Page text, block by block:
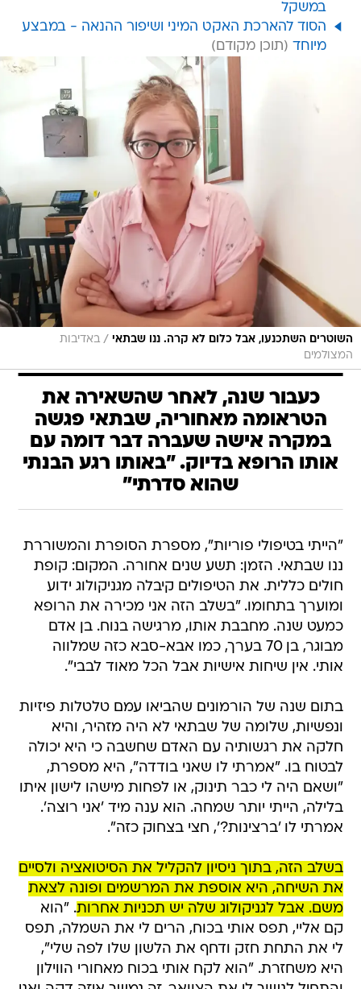
במשקל
הסוד להארכת האקט המיני ושיפור ההנאה - במבצע
מיוחד
השוטרים השתכנעו, אבל כלום לא קרה. ננו שבתאי / באדיבות
המצולמים
כעבור שנה, לאחר שהשאירה את
הטראומה מאחוריה, שבתאי פגשה
במקרה אישה שעברה דבר דומה עם
אותו הרופא בדיוק. "באותו רגע הבנתי
שהוא סדרתי"
"הייתי בטיפולי פוריות", מספרת הסופרת והמשוררת
ננו שבתאי. הזמן: תשע שנים אחורה. המקום: קופת
חולים כללית. את הטיפולים קיבלה מגניקולוג ידוע
ומוערך בתחומו. "בשלב הזה אני מכירה את הרופא
כמעט שנה. מחבבת אותו, מרגישה בנוח. בן אדם
מבוגר, בן 70 בערך, כמו אבא-סבא כזה שמלווה
אותי. אין שיחות אישיות אבל הכל מאוד לבבי".
בתום שנה של הורמונים שהביאו עמם טלטלות פיזיות
ונפשיות, שלומה של שבתאי לא היה מזהיר, והיא
חלקה את רגשותיה עם האדם שחשבה כי היא יכולה
לבטוח בו. "אמרתי לו שאני בודדה", היא מספרת,
"ושאם היה לי כבר תינוק, או לפחות מישהו לישון איתו
בלילה, הייתי יותר שמחה. הוא ענה מיד 'אני רוצה'.
אמרתי לו 'ברצינות?', חצי בצחוק כזה".
בשלב הזה, בתוך ניסיון להקליל את הסיטואציה ולסיים
את השיחה, היא אוספת את המרשמים ופונה לצאת
משם. אבל לגניקולוג שלה יש תכניות אחרות. "הוא
קם אליי, תפס אותי בכוח, הרים לי את השמלה, תפס
לי את התחת חזק ודחף את הלשון שלו לפה שלי",
היא משחזרת. "הוא לקח אותי בכוח מאחורי הווילון